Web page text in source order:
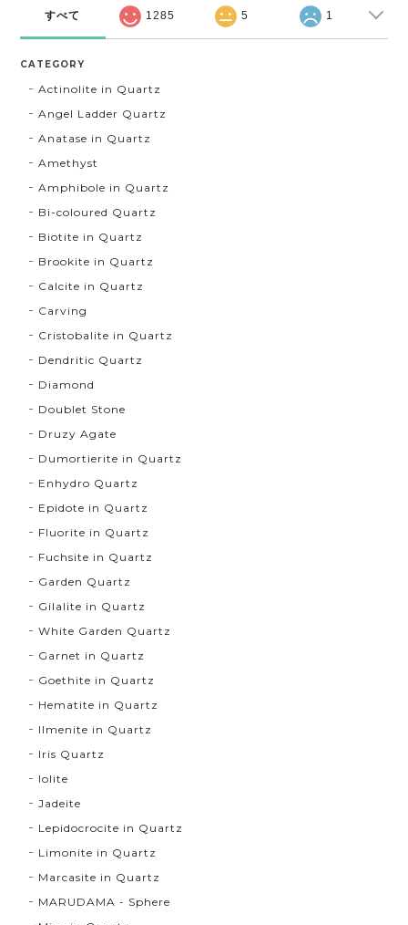
すべて 1285 5 1
CATEGORY
Actinolite in Quartz
Angel Ladder Quartz
Anatase in Quartz
Amethyst
Amphibole in Quartz
Bi-coloured Quartz
Biotite in Quartz
Brookite in Quartz
Calcite in Quartz
Carving
Cristobalite in Quartz
Dendritic Quartz
Diamond
Doublet Stone
Druzy Agate
Dumortierite in Quartz
Enhydro Quartz
Epidote in Quartz
Fluorite in Quartz
Fuchsite in Quartz
Garden Quartz
Gilalite in Quartz
White Garden Quartz
Garnet in Quartz
Goethite in Quartz
Hematite in Quartz
Ilmenite in Quartz
Iris Quartz
Iolite
Jadeite
Lepidocrocite in Quartz
Limonite in Quartz
Marcasite in Quartz
MARUDAMA - Sphere